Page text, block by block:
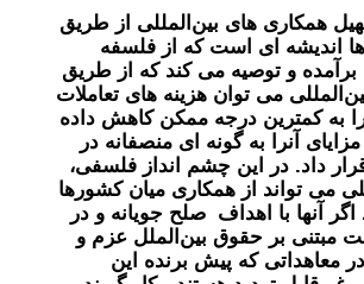
همکاری های بین‌المللی از طریق
اندیشه ای است که از فلسفه
برآمده و توصیه می کند که از طریق
می توان هزینه های تعاملات
به کمترین درجه ممکن کاهش داده
آنرا به گونه ای منصفانه در
قرار داد. در این چشم انداز فلسفی،
می تواند از همکاری میان کشورها
آنها با اهداف صلح جویانه و در
مبتنی بر حقوق بین‌الملل عزم و
معاهداتی که پیش برنده این